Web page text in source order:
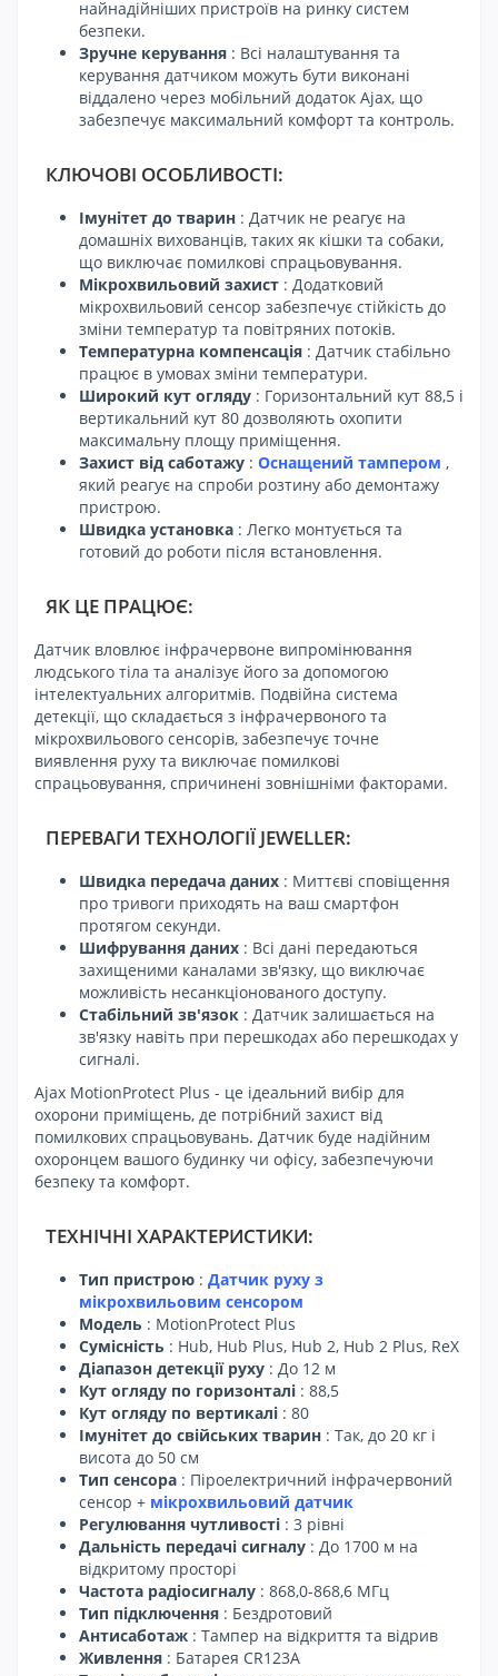
найнадійніших пристроїв на ринку систем
безпеки.
Зручне керування : Всі налаштування та
керування датчиком можуть бути виконані
віддалено через мобільний додаток Ajax, що
забезпечує максимальний комфорт та контроль.
КЛЮЧОВІ ОСОБЛИВОСТІ:
Імунітет до тварин : Датчик не реагує на
домашніх вихованців, таких як кішки та собаки,
що виключає помилкові спрацьовування.
Мікрохвильовий захист : Додатковий
мікрохвильовий сенсор забезпечує стійкість до
зміни температур та повітряних потоків.
Температурна компенсація : Датчик стабільно
працює в умовах зміни температури.
Широкий кут огляду : Горизонтальний кут 88,5 і
вертикальний кут 80 дозволяють охопити
максимальну площу приміщення.
Захист від саботажу : Оснащений тампером ,
який реагує на спроби розтину або демонтажу
пристрою.
Швидка установка : Легко монтується та
готовий до роботи після встановлення.
ЯК ЦЕ ПРАЦЮЄ:
Датчик вловлює інфрачервоне випромінювання
людського тіла та аналізує його за допомогою
інтелектуальних алгоритмів. Подвійна система
детекції, що складається з інфрачервоного та
мікрохвильового сенсорів, забезпечує точне
виявлення руху та виключає помилкові
спрацьовування, спричинені зовнішніми факторами.
ПЕРЕВАГИ ТЕХНОЛОГІЇ JEWELLER:
Швидка передача даних : Миттєві сповіщення
про тривоги приходять на ваш смартфон
протягом секунди.
Шифрування даних : Всі дані передаються
захищеними каналами зв'язку, що виключає
можливість несанкціонованого доступу.
Стабільний зв'язок : Датчик залишається на
зв'язку навіть при перешкодах або перешкодах у
сигналі.
Ajax MotionProtect Plus - це ідеальний вибір для
охорони приміщень, де потрібний захист від
помилкових спрацьовувань. Датчик буде надійним
охоронцем вашого будинку чи офісу, забезпечуючи
безпеку та комфорт.
ТЕХНІЧНІ ХАРАКТЕРИСТИКИ:
Тип пристрою : Датчик руху з
мікрохвильовим сенсором
Модель : MotionProtect Plus
Сумісність : Hub, Hub Plus, Hub 2, Hub 2 Plus, ReX
Діапазон детекції руху : До 12 м
Кут огляду по горизонталі : 88,5
Кут огляду по вертикалі : 80
Імунітет до свійських тварин : Так, до 20 кг і
висота до 50 см
Тип сенсора : Піроелектричний інфрачервоний
сенсор + мікрохвильовий датчик
Регулювання чутливості : 3 рівні
Дальність передачі сигналу : До 1700 м на
відкритому просторі
Частота радіосигналу : 868,0-868,6 МГц
Тип підключення : Бездротовий
Антисаботаж : Тампер на відкриття та відрив
Живлення : Батарея CR123A